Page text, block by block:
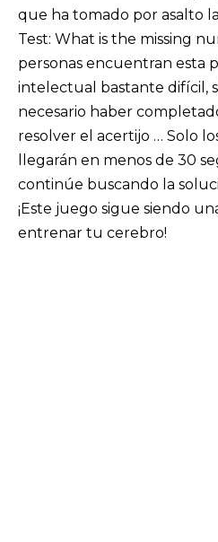
que ha tomado por asalto
Test: What is the missing
personas encuentran esta
intelectual bastante difícil,
necesario haber
resolver el acertijo … Solo
llegarán en menos de 30
continúe buscando la
¡Este juego sigue siendo
entrenar tu cerebro!